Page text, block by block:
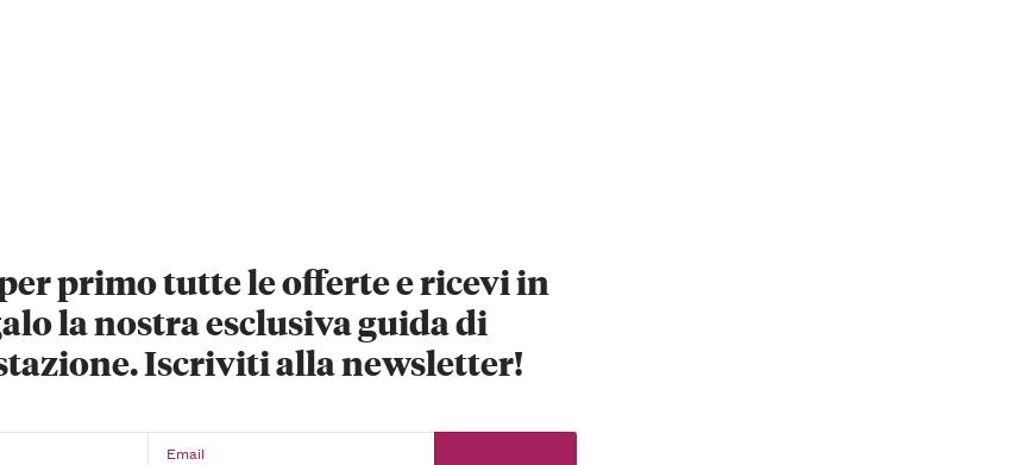
primo tutte le offerte e ricevi in
la nostra esclusiva guida di
Iscriviti alla newsletter!
Email